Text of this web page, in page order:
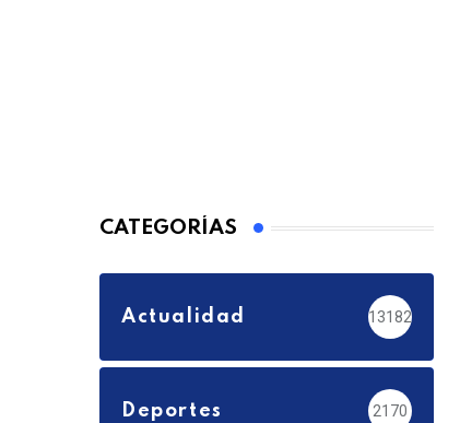
CATEGORÍAS
Actualidad 13182
Deportes 2170